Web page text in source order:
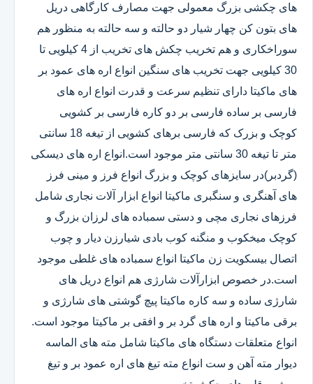
های چکشی بزرگ معمولی جهت مصارف کارگاهی دریل
های بتون کن چهار شیار دو حالته و سه حالته به منظور هم
سوراخکاری و هم تخریب چکش های تخریب از 4 کیلویی تا
30 کیلویی جهت تخریب های سنگین انواع اره های عمود بر
های ماکیتا دارای تنظیم سرعت و قدرت انواع اره های
فارسی بر ساده فارسی بر دو کاره فارسی بر کشویی
کوچک و بزرک که فارسی برهای کشویی از تیغه 18 سانتی
متر تا تیغه 30 سانتی متر موجود است.انواع اره های دیسکی
(گردبر)در سایزهای کوچک و بزرگ انواع فرز و مینی فرز
های آهنگری و سنگبری ماکیتا انواع ابزار آلات نجاری شامل
فرزهای نجاری مچی و دستی سمباده های لرزان بزرگ و
کوچک میخکوب و منگنه کوب بادی شیارزن دیار و چوب
اتصال بیسکویت زن ماکیتا انواع سمباده های غلطی موجود
است.در خصوص ابزارآلات شارژی هم انواع دریل های
شارژی ساده و سه کاره ماکیتا پیچ گوشتی های شارژی و
برقی ماکیتا و اره های گرد بر و افقی بر ماکیتا موجود است.
انواع متعلقات دستگاه های ماکیتا شامل مته های الماسه
دیوار مته آهن و ست انواع مته تیغ های اره عمود بر و تیغ